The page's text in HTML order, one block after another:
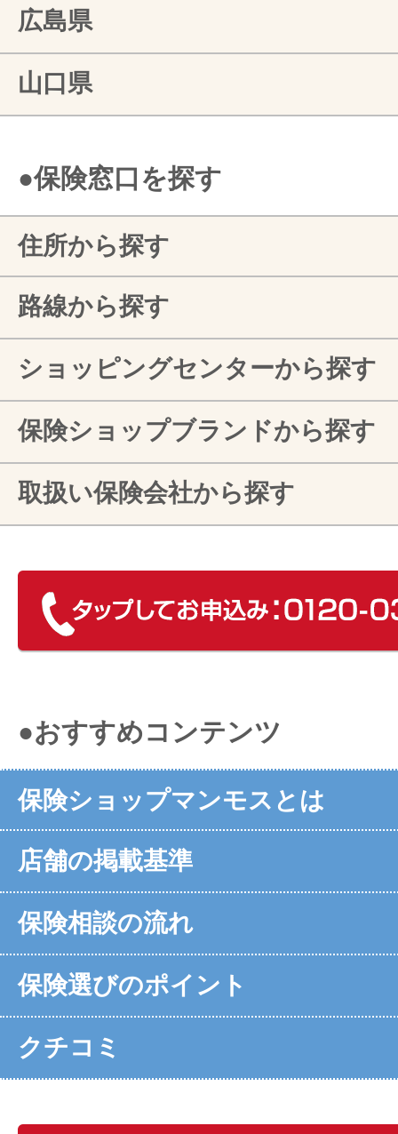
広島県
山口県
●保険窓口を探す
住所から探す
路線から探す
ショッピングセンターから探す
保険ショップブランドから探す
取扱い保険会社から探す
●おすすめコンテンツ
保険ショップマンモスとは
店舗の掲載基準
保険相談の流れ
保険選びのポイント
クチコミ